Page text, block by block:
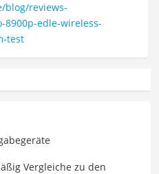
blog/reviews-
8900p-edle-wireless-
test
Vergleiche zu den